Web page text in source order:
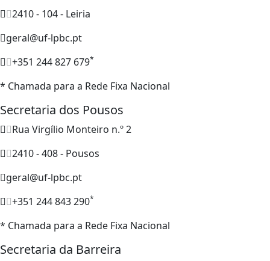
2410 - 104 - Leiria
geral@uf-lpbc.pt
+351 244 827 679*
* Chamada para a Rede Fixa Nacional
Secretaria dos Pousos
Rua Virgílio Monteiro n.º 2
2410 - 408 - Pousos
geral@uf-lpbc.pt
+351 244 843 290*
* Chamada para a Rede Fixa Nacional
Secretaria da Barreira